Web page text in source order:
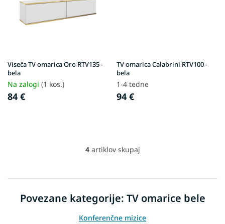
Viseča TV omarica Oro RTV135 -
bela
Na zalogi (1 kos.)
84 €
TV omarica Calabrini RTV100 -
bela
1-4 tedne
94 €
L
t
i
n
c
4artiklov skupaj
Povezane kategorije: TV omarice bele
Konferenčne mizice